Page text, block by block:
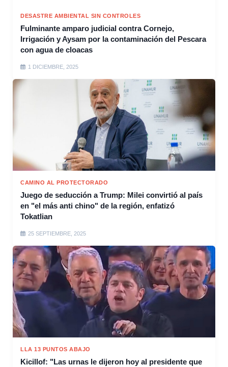
DESASTRE AMBIENTAL SIN CONTROLES
Fulminante amparo judicial contra Cornejo,
Irrigación y Aysam por la contaminación del Pescara
con agua de cloacas
1 DICIEMBRE, 2025
CAMINO AL PROTECTORADO
Juego de seducción a Trump: Milei convirtió al país
en "el más anti chino" de la región, enfatizó
Tokatlian
25 SEPTIEMBRE, 2025
LLA 13 PUNTOS ABAJO
Kicillof: "Las urnas le dijeron hoy al presidente que